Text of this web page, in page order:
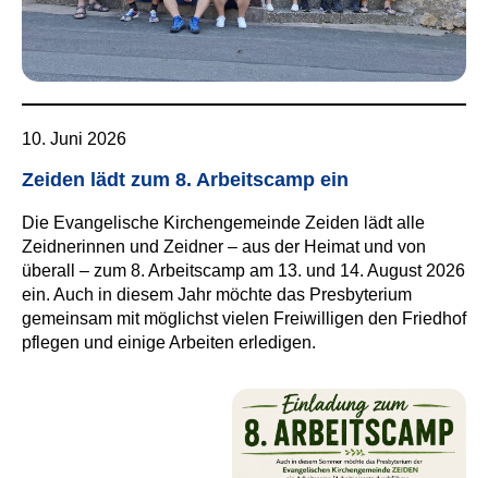
10. Juni 2026
Zeiden lädt zum 8. Arbeitscamp ein
Die Evangelische Kirchengemeinde Zeiden lädt alle
Zeidnerinnen und Zeidner – aus der Heimat und von
überall – zum 8. Arbeitscamp am 13. und 14. August 2026
ein. Auch in diesem Jahr möchte das Presbyterium
gemeinsam mit möglichst vielen Freiwilligen den Friedhof
pflegen und einige Arbeiten erledigen.